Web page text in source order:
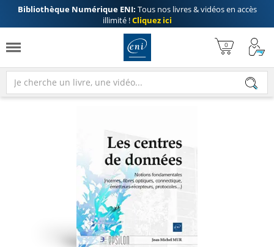
Bibliothèque Numérique ENI: Tous nos livres & vidéos en accès
illimité !Cliquez ici